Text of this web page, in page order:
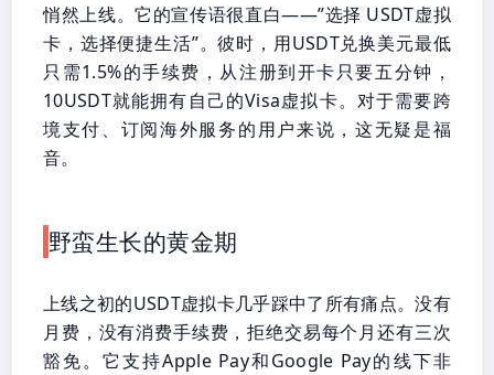
悄然上线。它的宣传语很直白——”选择 USDT虚拟
卡，选择便捷生活”。彼时，用USDT兑换美元最低
只需1.5%的手续费，从注册到开卡只要五分钟，
10USDT就能拥有自己的Visa虚拟卡。对于需要跨
境支付、订阅海外服务的用户来说，这无疑是福
音。
野蛮生长的黄金期
上线之初的USDT虚拟卡几乎踩中了所有痛点。没有
月费，没有消费手续费，拒绝交易每个月还有三次
豁免。它支持Apple Pay和Google Pay的线下非